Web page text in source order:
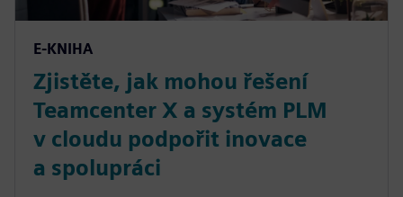
E-KNIHA
Zjistěte, jak mohou řešení
Teamcenter X a systém PLM
v cloudu podpořit inovace
a spolupráci